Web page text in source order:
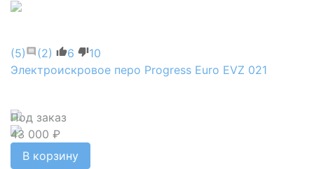
(5) (2) 6
10
Электроискровое перо Progress Euro EVZ 021
Под заказ
43 000 ₽
В корзину